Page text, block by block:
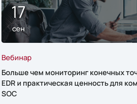
17
сен
Вебинар
Больше чем мониторинг конечных
EDR и практическая ценность для
SOC